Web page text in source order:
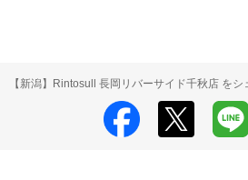
【新潟】Rintosull 長岡リバーサイド千秋店 をシ